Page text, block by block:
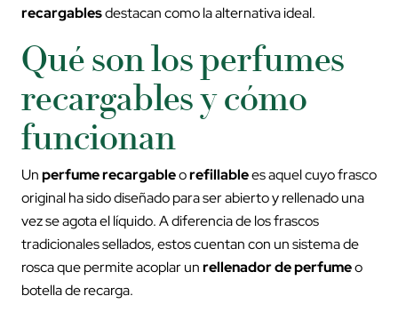
recargablesdestacan como la alternativa ideal.
Qué son los perfumes
recargables y cómo
funcionan
Unperfume recargableorefillablees aquel cuyo frasco
original ha sido diseñado para ser abierto y rellenado una
vez se agota el líquido. A diferencia de los frascos
tradicionales sellados, estos cuentan con un sistema de
rosca que permite acoplar unrellenador de perfumeo
botella de recarga.